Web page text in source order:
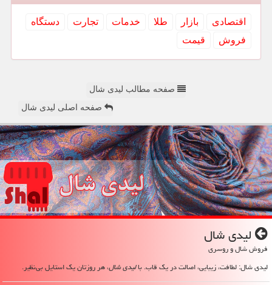
اقتصادی بازار طلا خدمات تجارت
دستگاه
فروش
قیمت
صفحه مطالب لیدی شال
صفحه اصلی لیدی شال
لیدی شال
فروش شال و روسری
لیدی شال: لطافت، زیبایی، اصالت در یک قاب. بالیدی شال، هر روزتان یک استایل بی‌نظیر.